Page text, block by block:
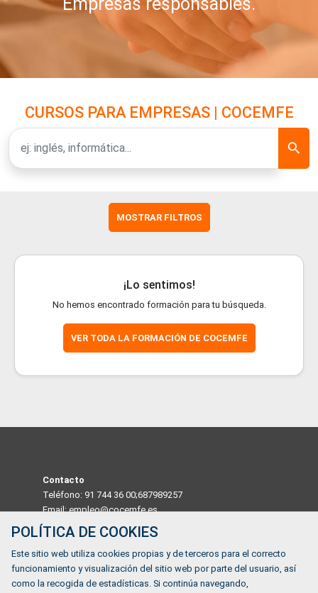
CURSOS PARA EMPRESAS | COCEMFE
MOSTRAR FILTROS
¡Lo sentimos!
No hemos encontrado formación para tu búsqueda.
VER TODA LA FORMACIÓN DE COCEMFE
Contacto
Teléfono: 91 744 36 00;687989257
Email: empleo@cocemfe.es
Dirección
Calle Luis Cabrera 63 Madrid 28002, MADRID, ESPAÑA
Horario
POLÍTICA DE COOKIES
Este sitio web utiliza cookies propias y de terceros para el correcto
funcionamiento y visualización del sitio web por parte del usuario, así
como la recogida de estadísticas. Si continúa navegando,